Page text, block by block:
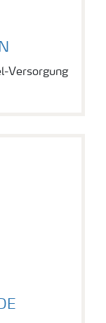
Versorgung